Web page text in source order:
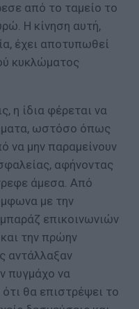
από το ταμείο το
Η κίνηση αυτή,
έχει αποτυπωθεί
κυκλώματος
η ίδια φέρεται να
ωστόσο όπως
να μην παραμείνουν
αφήνοντας
άμεσα. Από
με την
επικοινωνιών
την πρώην
αντάλλαξαν
πυγμάχο να
θα επιστρέψει το